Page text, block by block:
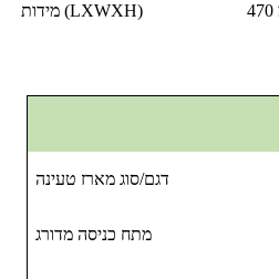
מידות (LXWXH)
דגם/סוג מארז טעינה
מתח כניסה מדורג